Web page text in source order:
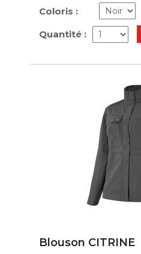
Coloris :
Quantité :
Blouson CITRINE